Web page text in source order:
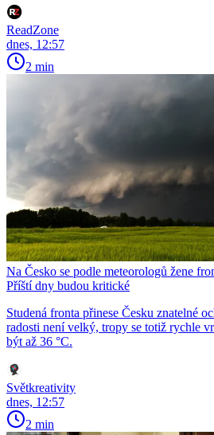
ReadZone
dnes, 12:57
2 min
Na Česko se podle meteorologů žene
Příští dny budou kritické
Studená fronta přinese Česku znatelné
radosti není velký, tropy se totiž rychle
být až 36 °C.
Světkreativity
dnes, 12:57
2 min